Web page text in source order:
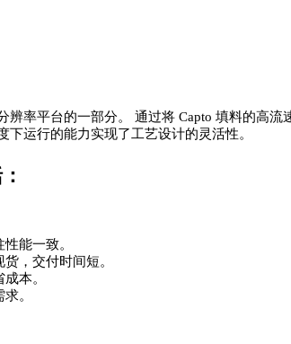
率平台的一部分。 通过将 Capto 填料的高流
运行的能力实现了工艺设计的灵活性。
能一致。
，交付时间短。
本。
。